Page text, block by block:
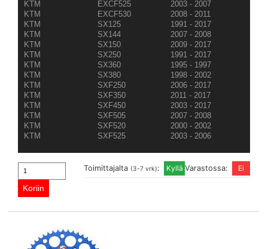
KTM
EXCF525
2003 - 2007
KTM
EXCF530
2008 - 2011
KTM
SX125
1991 - 2017
KTM
SX144
2007 - 2008
KTM
SX150
2009 - 2017
KTM
SX250
1991 - 2017
KTM
SX360
1995 - 1997
KTM
SX380
1998 - 2002
KTM
SXF250
2006 - 2017
KTM
SXF350
2011 - 2017
KTM
SXF450
2003 - 2017
KTM
SXF505
2007 - 2008
KTM
SXF520
2000 - 2002
KTM
SXF525 2003 - 2006
Varastossa:
Toimittajalta (3-7 vrk):